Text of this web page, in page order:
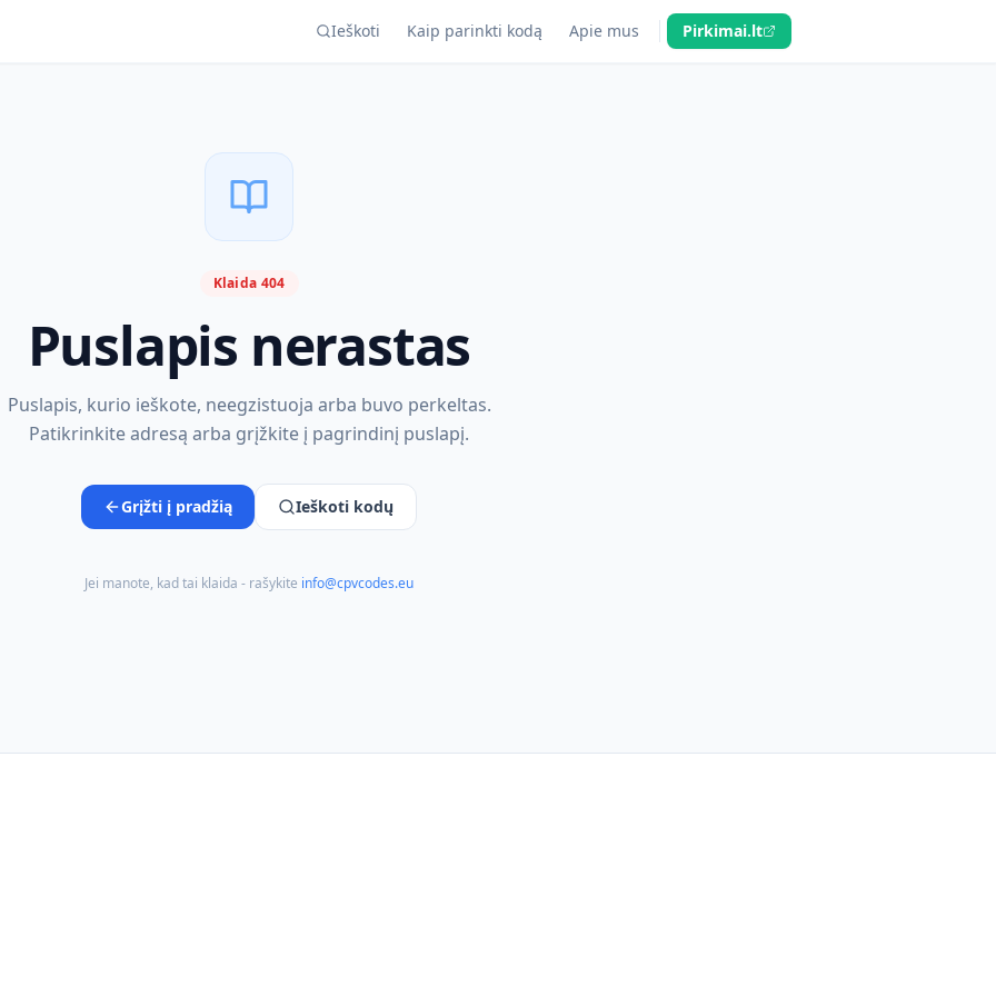
Ieškoti Kaip parinkti kodą Apie mus Pirkimai.lt
Klaida 404
Puslapis nerastas
Puslapis, kurio ieškote, neegzistuoja arba buvo perkeltas.
Patikrinkite adresą arba grįžkite į pagrindinį puslapį.
Grįžti į pradžią Ieškoti kodų
Jei manote, kad tai klaida - rašykite info@cpvcodes.eu